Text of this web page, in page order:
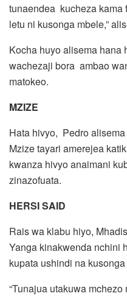
tunaendea kucheza kama
letu ni kusonga mbele,”
Kocha huyo alisema hana
wachezaji bora ambao
matokeo.
MZIZE
Hata hivyo, Pedro
Mzize tayari amerejea
kwanza hivyo anaimani
zinazofuata.
HERSI SAID
Rais wa klabu hiyo,
Yanga kinakwenda nchini
kupata ushindi na
“Tunajua utakuwa